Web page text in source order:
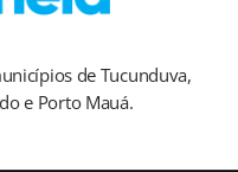
de Tucunduva,
e Porto Mauá.